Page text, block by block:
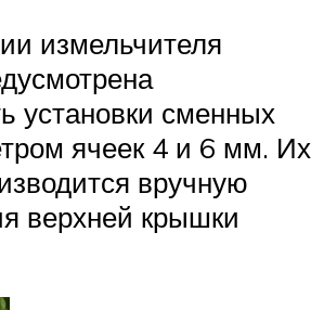
измельчителя
установки сменных
ячеек 4 и 6 мм. Их
вручную
верхней крышки